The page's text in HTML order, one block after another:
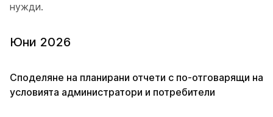
нужди.
Юни 2026
Споделяне на планирани отчети с по-отговарящи на
условията администратори и потребители